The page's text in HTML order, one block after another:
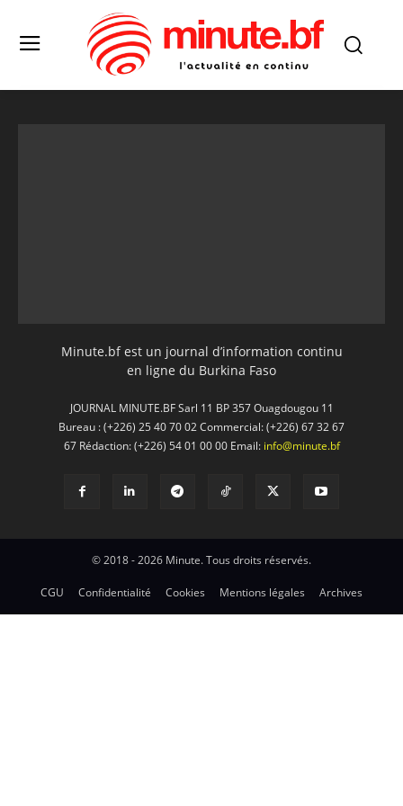
Minute.bf est un journal d’information continu
en ligne du Burkina Faso
JOURNAL MINUTE.BF Sarl 11 BP 357 Ouagdougou 11
Bureau : (+226) 25 40 70 02 Commercial: (+226) 67 32 67
67 Rédaction: (+226) 54 01 00 00 Email: info@minute.bf
© 2018 - 2026 Minute. Tous droits réservés.
CGU Confidentialité Cookies Mentions légales Archives